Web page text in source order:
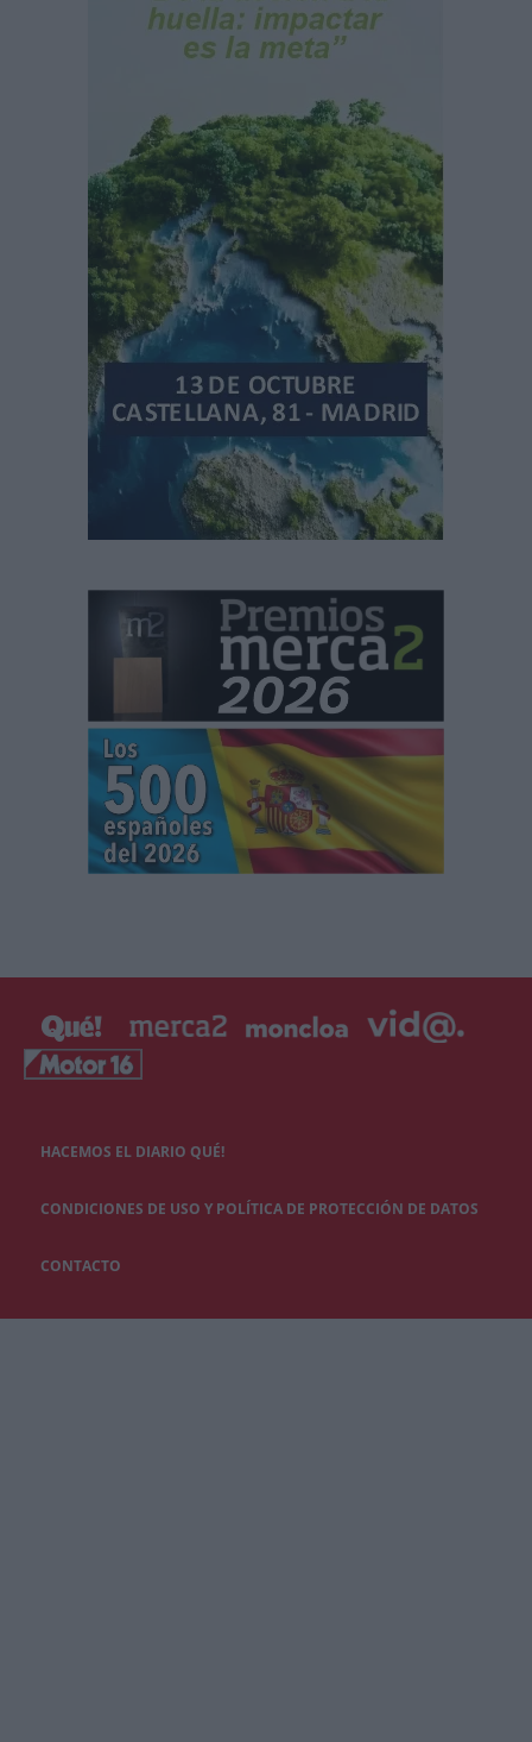
HACEMOS EL DIARIO QUÉ!
CONDICIONES DE USO Y POLÍTICA DE PROTECCIÓN DE DATOS
CONTACTO